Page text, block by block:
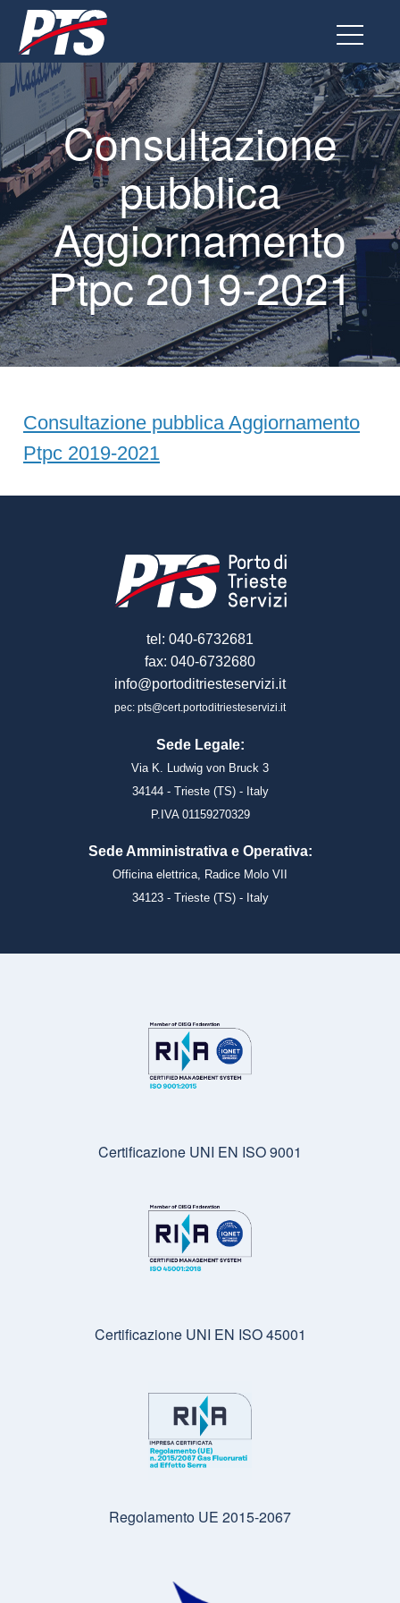
Go
to
the
page
Consultazione
pubblica
Aggiornamento
Ptpc 2019-2021
Consultazione pubblica Aggiornamento
Ptpc 2019-2021
tel: 040-6732681
fax: 040-6732680
info@portoditriesteservizi.it
pec: pts@cert.portoditriesteservizi.it
Sede Legale:
Via K. Ludwig von Bruck 3
34144 - Trieste (TS) - Italy
P.IVA 01159270329
Sede Amministrativa e Operativa:
Officina elettrica, Radice Molo VII
34123 - Trieste (TS) - Italy
Certificazione UNI EN ISO 9001
Certificazione UNI EN ISO 45001
Regolamento UE 2015-2067